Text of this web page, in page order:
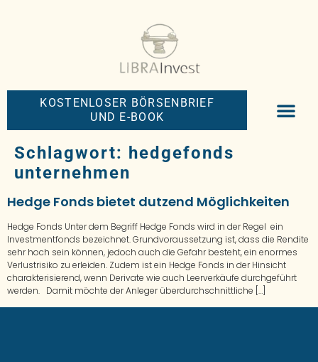
KOSTENLOSER BÖRSENBRIEF
UND E-BOOK
Schlagwort: hedgefonds
unternehmen
Hedge Fonds bietet dutzend Möglichkeiten
Hedge Fonds Unter dem Begriff Hedge Fonds wird in der Regel ein
Investmentfonds bezeichnet. Grundvoraussetzung ist, dass die Rendite
sehr hoch sein können, jedoch auch die Gefahr besteht, ein enormes
Verlustrisiko zu erleiden. Zudem ist ein Hedge Fonds in der Hinsicht
charakterisierend, wenn Derivate wie auch Leerverkäufe durchgeführt
werden. Damit möchte der Anleger überdurchschnittliche […]